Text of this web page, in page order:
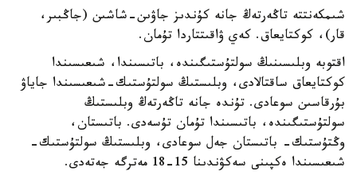
شىمكەنتتە تاڭەرتەڭ جانە كۇندىز جاۋىن-شاشىن (جاڭبىر،
قار)، كوكتايعاق. كەي ۋاقىتتاردا تۇمان.
اقتوبە وبلىسىنىڭ سولتۇستىگىندە، باتىسىندا، شىعىسىندا
كوكتايعاق ساقتالادى، وبلىستىڭ سولتۇستىك-شىعىسىندا جاياۋ
بۇرقاسىن سوعادى. تۇندە جانە تاڭەرتەڭ وبلىستىڭ
سولتۇستىگىندە، باتىسىندا تۇمان تۇسەدى. باتىستان،
وڭتۇستىك- باتىستان جەل سوعادى، وبلىستىڭ سولتۇستىك-
شىعىسىندا ەكپىنى سەكۋندىنا 15-18 مەترگە جەتەدى.